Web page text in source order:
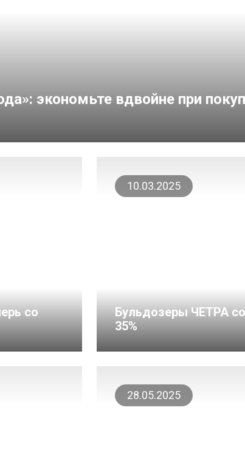
экономьте вдвойне при
со
10.03.2025
Бульдозеры ЧЕТРА
35%
28.05.2025